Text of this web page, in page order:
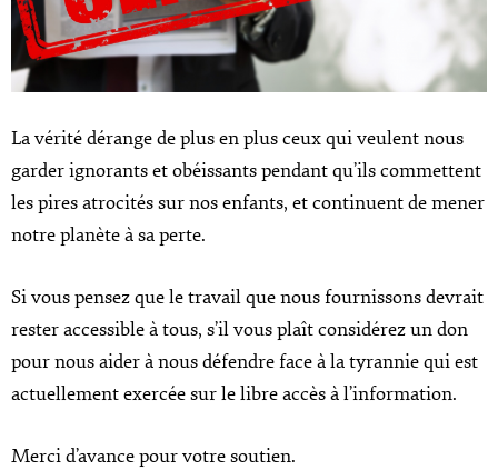
La vérité dérange de plus en plus ceux qui veulent nous
garder ignorants et obéissants pendant qu’ils commettent
les pires atrocités sur nos enfants, et continuent de mener
notre planète à sa perte.
Si vous pensez que le travail que nous fournissons devrait
rester accessible à tous, s’il vous plaît considérez un don
pour nous aider à nous défendre face à la tyrannie qui est
actuellement exercée sur le libre accès à l’information.
Merci d’avance pour votre soutien.